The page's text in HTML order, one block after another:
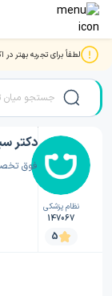
لطفاً برای تجربه بهتر در
صفحه اصلی/دکتر
نظام پزشکی
147067
5
دکتر
فوق